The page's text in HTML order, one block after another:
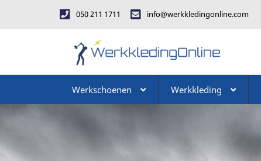
050 211 1711 info@werkkledingonline.com
Werkschoenen Werkkleding